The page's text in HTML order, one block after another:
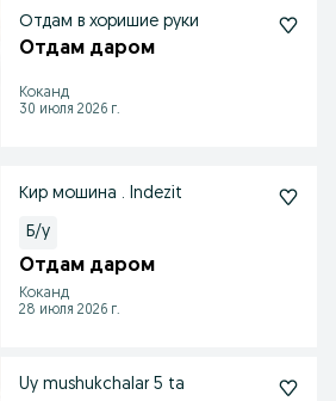
Отдам в хоришие руки
Отдам даром
Коканд
30 июля 2026 г.
Кир мошина . Indezit
Б/у
Отдам даром
Коканд
28 июля 2026 г.
Uy mushukchalar 5 ta